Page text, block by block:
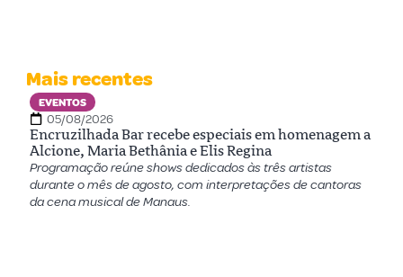
Mais recentes
EVENTOS
05/08/2026
Encruzilhada Bar recebe especiais em homenagem a
Alcione, Maria Bethânia e Elis Regina
Programação reúne shows dedicados às três artistas
durante o mês de agosto, com interpretações de cantoras
da cena musical de Manaus.